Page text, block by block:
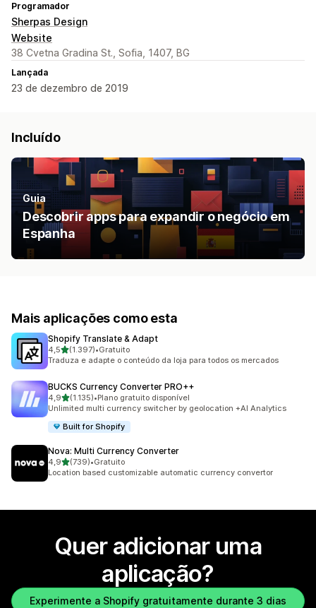
Programador
Sherpas Design
Website
38 Cvetna Gradina St., Sofia, 1407, BG
Lançada
23 de dezembro de 2019
Incluído
Guia
Descobrir apps para expandir o negócio em
Espanha
Mais aplicações como esta
Shopify Translate & Adapt
4,5de 5 estrelas
(1.397)
1397 total de avaliações
•Gratuito
Traduza e adapte o conteúdo da loja para todos os mercados
BUCKS Currency Converter PRO++
4,9de 5 estrelas
(1.135)
1135 total de avaliações
•Plano gratuito disponível
Unlimited multi currency switcher by geolocation +AI Analytics
Built for Shopify
Nova: Multi Currency Converter
4,9de 5 estrelas
(739)
739 total de avaliações
•Gratuito
Location based customizable automatic currency convertor
Quer adicionar uma
aplicação?
Experimente a Shopify gratuitamente durante 3 dias